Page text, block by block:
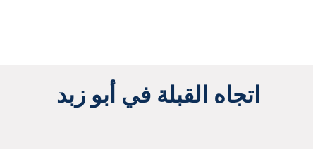
اتجاه القبلة في أبو زبد